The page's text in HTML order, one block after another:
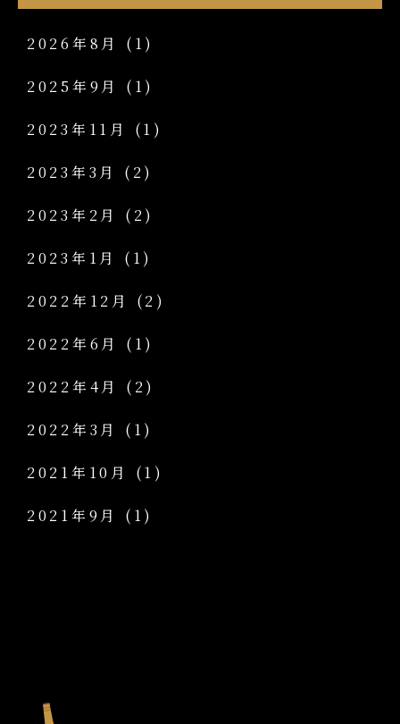
2026年8月 (1)
2025年9月 (1)
2023年11月 (1)
2023年3月 (2)
2023年2月 (2)
2023年1月 (1)
2022年12月 (2)
2022年6月 (1)
2022年4月 (2)
2022年3月 (1)
2021年10月 (1)
2021年9月 (1)